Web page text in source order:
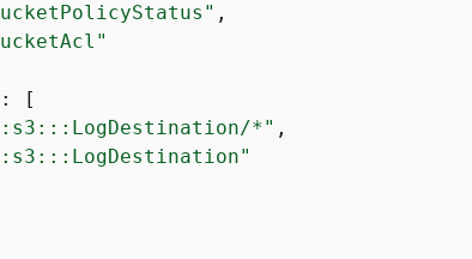
,
: [
*" ,